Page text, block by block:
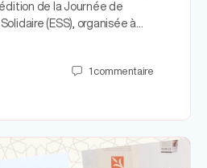
édition de la Journée de
(ESS), organisée à…
1 commentaire